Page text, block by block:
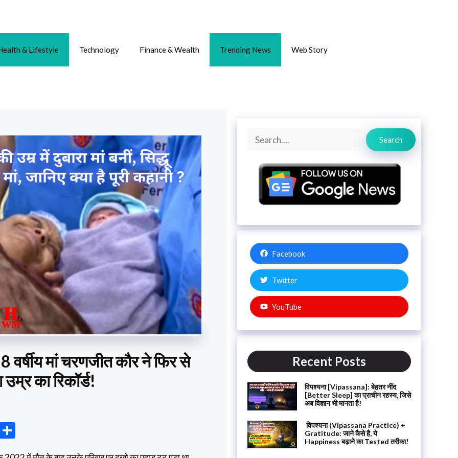
& Lifestyle Technology Finance & Wealth Trending News Web Story
वर्षीय मां चरणजीत कौर ने फिर से
का रिकॉर्ड!
Search
Search
Facebook
Twitter
YouTube
Recent Posts
विपश्यना [Vipassana]: बेहतर नींद
[Better Sleep] का प्राचीन रहस्य, जिसे
अब विज्ञान भी मानता है!
विपश्यना (Vipassana Practice) +
Gratitude: जाने कैसे है, ये
Happiness बढ़ाने का Tested तरीका!